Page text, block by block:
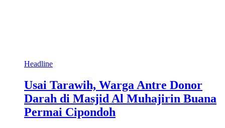
Headline
Usai Tarawih, Warga Antre Donor
Darah di Masjid Al Muhajirin Buana
Permai Cipondoh